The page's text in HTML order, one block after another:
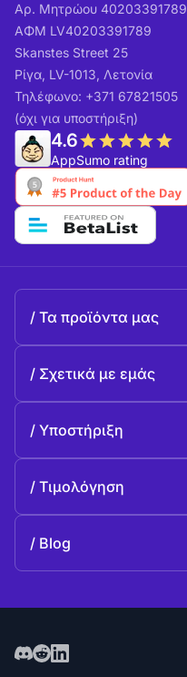
Αρ. Μητρώου 40203391789
ΑΦΜ LV40203391789
Skanstes Street 25
Ρίγα, LV-1013, Λετονία
Τηλέφωνο: +371 67821505
(όχι για υποστήριξη)
4.6
AppSumo rating
Τα προϊόντα μας
Σχετικά με εμάς
Ιστορία
Υποστήριξη
Επικοινωνία
Τιμολόγηση
Blog